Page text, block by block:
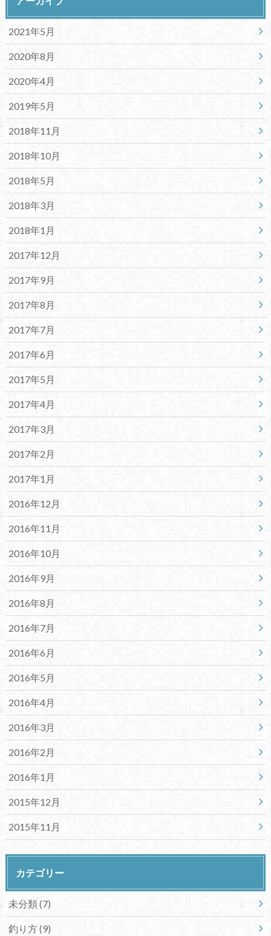
2021年5月
2020年8月
2020年4月
2019年5月
2018年11月
2018年10月
2018年5月
2018年3月
2018年1月
2017年12月
2017年9月
2017年8月
2017年7月
2017年6月
2017年5月
2017年4月
2017年3月
2017年2月
2017年1月
2016年12月
2016年11月
2016年10月
2016年9月
2016年8月
2016年7月
2016年6月
2016年5月
2016年4月
2016年3月
2016年2月
2016年1月
2015年12月
2015年11月
カテゴリー
未分類 (7)
釣り方 (9)